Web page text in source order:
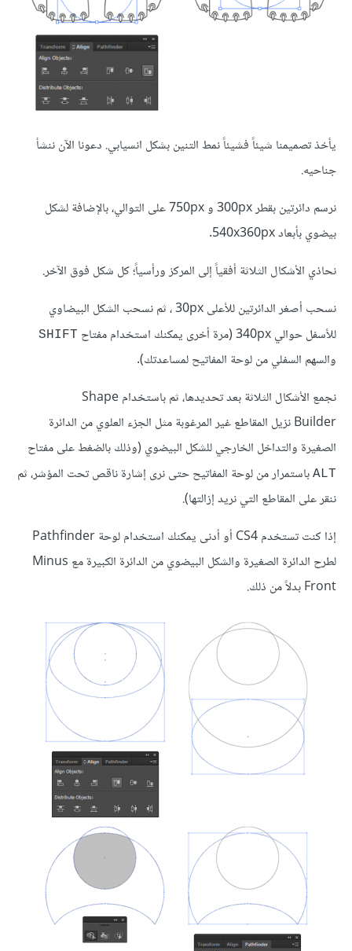
يأخذ تصميمنا شيئاً فشيئاً نمط التنين بشكل انسيابي. دعونا الآن ننشأ
جناحيه.
نرسم دائرتين بقطر 300px و 750px على التوالي، بالإضافة لشكل
بيضوي بأبعاد 540x360px.
نحاذي الأشكال الثلاثة أفقياً إلى المركز ورأسياً؛ كل شكل فوق الآخر.
نسحب أصغر الدائرتين للأعلى 30px ، ثم نسحب الشكل البيضاوي
للأسفل حوالي 340px (مرة أخرى يمكنك استخدام مفتاح
SHIFT
والسهم السفلي من لوحة المفاتيح لمساعدتك).
نجمع الأشكال الثلاثة بعد تحديدها، ثم باستخدام Shape
Builder نزيل المقاطع غير المرغوبة مثل الجزء العلوي من الدائرة
الصغيرة والتداخل الخارجي للشكل البيضوي (وذلك بالضغط على مفتاح
ALT باستمرار من لوحة المفاتيح حتى نرى إشارة ناقص تحت المؤشر، ثم
ننقر على المقاطع التي نريد إزالتها).
إذا كنت تستخدم CS4 أو أدنى يمكنك استخدام لوحة Pathfinder
لطرح الدائرة الصغيرة والشكل البيضوي من الدائرة الكبيرة مع Minus
Front بدلاً من ذلك.